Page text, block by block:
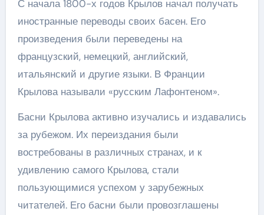
С начала 1800-х годов Крылов начал получать
иностранные переводы своих басен. Его
произведения были переведены на
французский, немецкий, английский,
итальянский и другие языки. В Франции
Крылова называли «русским Лафонтеном».
Басни Крылова активно изучались и издавались
за рубежом. Их переиздания были
востребованы в различных странах, и к
удивлению самого Крылова, стали
пользующимися успехом у зарубежных
читателей. Его басни были провозглашены